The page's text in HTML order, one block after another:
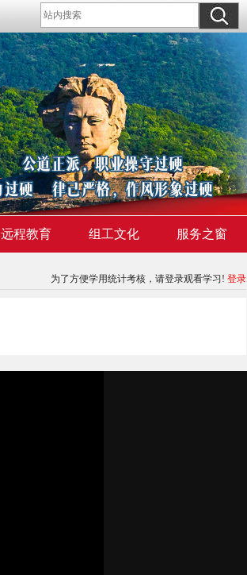
远程教育 组工文化 服务之窗
为了方便学用统计考核，请登录观看学习! 登录